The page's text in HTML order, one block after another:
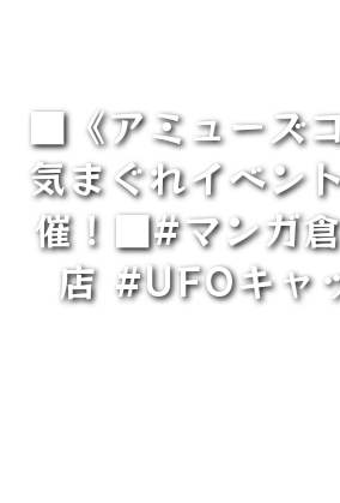
■《アミューズ
気まぐれイベン
催！■#マンガ
店 #UFOキャ